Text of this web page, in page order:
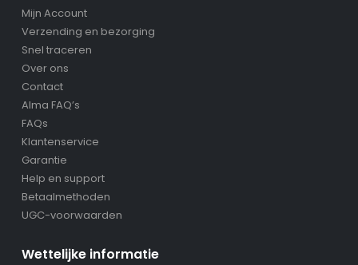
Mijn Account
Verzending en bezorging
Snel traceren
Over ons
Contact
Alma FAQ’s
FAQs
Klantenservice
Garantie
Help en support
Betaalmethoden
UGC-voorwaarden
Wettelijke informatie